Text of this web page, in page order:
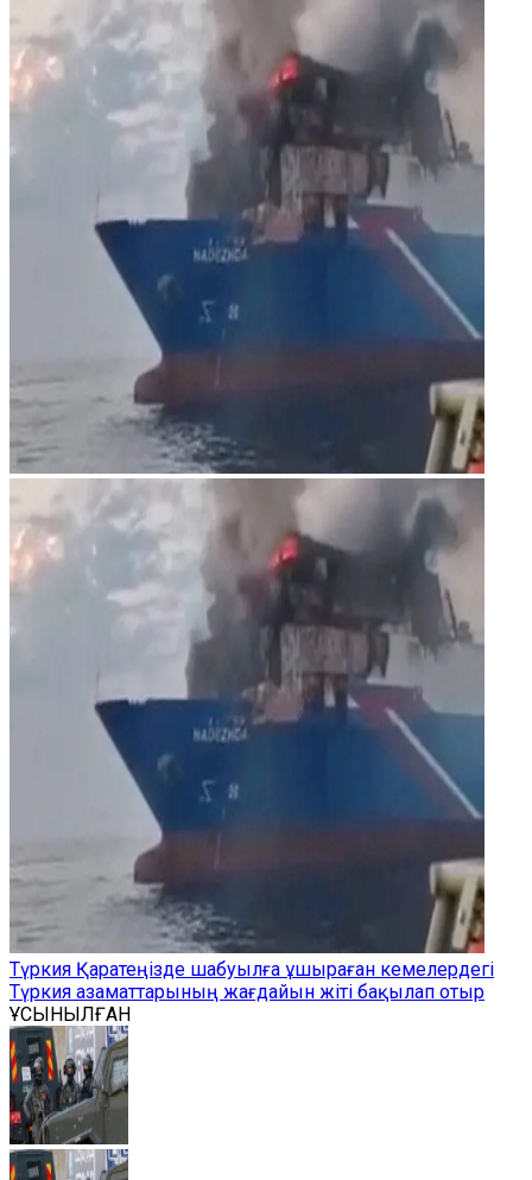
Түркия Қаратеңізде шабуылға ұшыраған кемелердегі
Түркия азаматтарының жағдайын жіті бақылап отыр
ҰСЫНЫЛҒАН